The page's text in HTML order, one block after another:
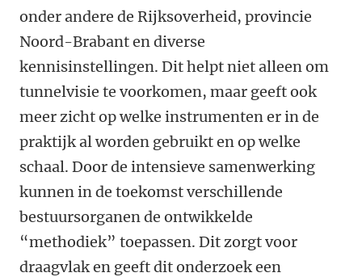
onder andere de Rijksoverheid, provincie
Noord-Brabant en diverse
kennisinstellingen. Dit helpt niet alleen om
tunnelvisie te voorkomen, maar geeft ook
meer zicht op welke instrumenten er in de
praktijk al worden gebruikt en op welke
schaal. Door de intensieve samenwerking
kunnen in de toekomst verschillende
bestuursorganen de ontwikkelde
“methodiek” toepassen. Dit zorgt voor
draagvlak en geeft dit onderzoek een